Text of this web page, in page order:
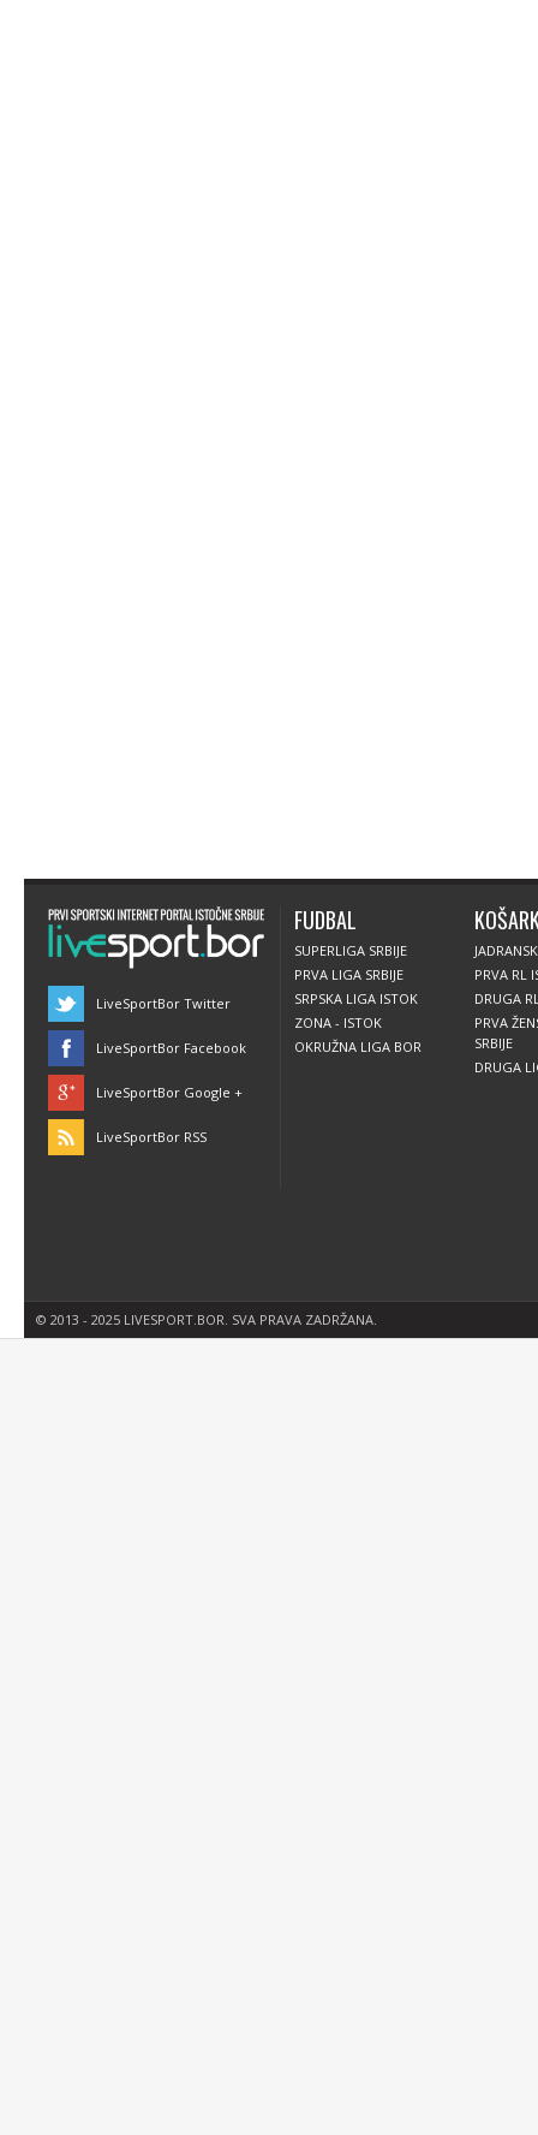
LiveSportBor Twitter
LiveSportBor Facebook
LiveSportBor Google +
LiveSportBor RSS
FUDBAL
SUPERLIGA SRBIJE
PRVA LIGA SRBIJE
SRPSKA LIGA ISTOK
ZONA - ISTOK
OKRUŽNA LIGA BOR
PRVA RL
DRUGA
PRVA
SRBIJE
DRUGA
© 2013 - 2025 LIVESPORT.BOR. SVA PRAVA ZADRŽANA.